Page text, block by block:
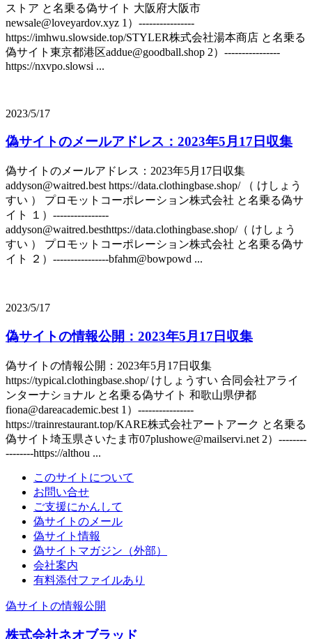
ストア と名乗る偽サイト 大阪府大阪市
newsale@loveyardov.xyz 1）----------------
https://imhwu.slowside.top/STYLER株式会社湯本商店 と名乗る
偽サイト東京都港区addue@goodball.shop 2）----------------
https://nxvpo.slowsi ...
2023/5/17
偽サイトのメールアドレス：2023年5月17日収集
偽サイトのメールアドレス：2023年5月17日収集
addyson@waitred.best https://data.clothingbase.shop/ （ けしょう
すい ） プロモットコーポレーション株式会社 と名乗る偽サ
イト １）----------------
addyson@waitred.besthttps://data.clothingbase.shop/（ けしょう
すい ） プロモットコーポレーション株式会社 と名乗る偽サ
イト ２）----------------bfahm@bowpowd ...
2023/5/17
偽サイトの情報公開：2023年5月17日収集
偽サイトの情報公開：2023年5月17日収集
https://typical.clothingbase.shop/ けしょうすい 合同会社アライ
ンターナショナル と名乗る偽サイト 和歌山県伊都
fiona@dareacademic.best 1）----------------
https://trainrestaurant.top/KARE株式会社アートアーク と名乗る
偽サイト埼玉県さいたま市07plushowe@mailservi.net 2）--------
--------https://althou ...
このサイトについて
お問い合せ
ご支援にかんして
偽サイトのメール
偽サイト情報
偽サイトマガジン（外部）
会社案内
有料添付ファイルあり
偽サイトの情報公開
株式会社ネオブラッド